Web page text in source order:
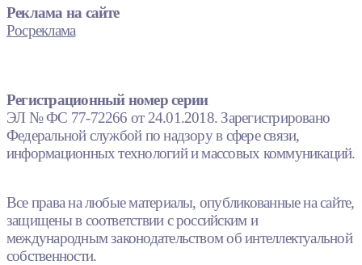
Реклама на сайте
Росреклама
Регистрационный номер серии
ЭЛ № ФС 77-72266 от 24.01.2018. Зарегистрировано
Федеральной службой по надзору в сфере связи,
информационных технологий и массовых коммуникаций.
Все права на любые материалы, опубликованные на сайте,
защищены в соответствии с российским и
международным законодательством об интеллектуальной
собственности.